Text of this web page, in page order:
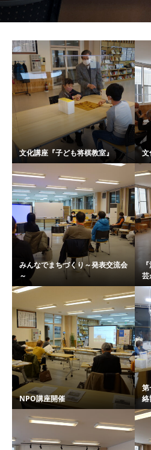
文化講座『子ども将棋教室』 文
みんなでまちづくり～発表交流会
～
芸
NPO講座開催
第
絡